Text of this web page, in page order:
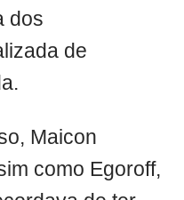
dos
de
Maicon
como Egoroff,